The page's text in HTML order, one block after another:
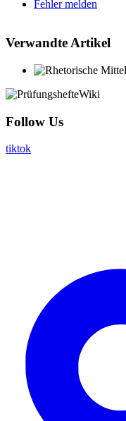
Fehler melden
Verwandte Artikel
Follow Us
tiktok